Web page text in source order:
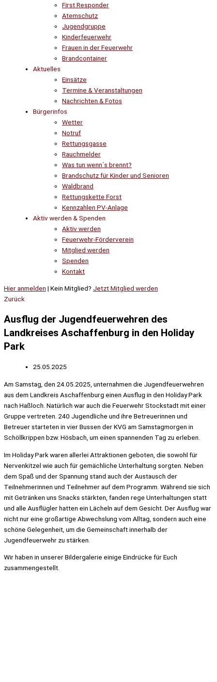
First Responder
Atemschutz
Jugendgruppe
Kinderfeuerwehr
Frauen in der Feuerwehr
Brandcontainer
Aktuelles
Einsätze
Termine & Veranstaltungen
Nachrichten & Fotos
Bürgerinfos
Wetter
Notruf
Rettungsgasse
Rauchmelder
Was tun wenn´s brennt?
Brandschutz für Kinder und Senioren
Waldbrand
Rettungskette Forst
Kennzahlen PV-Anlage
Aktiv werden & Spenden
Aktiv werden
Feuerwehr-Förderverein
Mitglied werden
Spenden
Kontakt
Hier anmelden | Kein Mitglied? Jetzt Mitglied werden
Zurück
Ausflug der Jugendfeuerwehren des
Landkreises Aschaffenburg in den Holiday
Park
25.05.2025
Am Samstag, den 24.05.2025, unternahmen die Jugendfeuerwehren
aus dem Landkreis Aschaffenburg einen Ausflug in den Holiday Park
nach Haßloch. Natürlich war auch die Feuerwehr Stockstadt mit einer
Gruppe vertreten. 240 Jugendliche und ihre Betreuerinnen und
Betreuer starteten in vier Bussen der KVG am Samstagmorgen in
Schöllkrippen bzw. Hösbach, um einen spannenden Tag zu erleben.
Im Holiday Park waren allerlei Attraktionen geboten, die sowohl für
Nervenkitzel wie auch für gemächliche Unterhaltung sorgten. Neben
dem Spaß und der Spannung stand auch der Austausch der
Teilnehmerinnen und Teilnehmer auf dem Programm. Während sie sich
mit Getränken uns Snacks stärkten, fanden rege Unterhaltungen statt
und alle Ausflügler hatten ein Lächeln auf dem Gesicht. Der Ausflug war
nicht nur eine großartige Abwechslung vom Alltag, sondern auch eine
schöne Gelegenheit, um die Gemeinschaft innerhalb der
Jugendfeuerwehr zu stärken.
Wir haben in unserer Bildergalerie einige Eindrücke für Euch
zusammengestellt.